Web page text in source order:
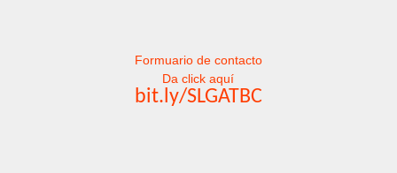
Formuario de contacto
Da click aquí
bit.ly/SLGATBC